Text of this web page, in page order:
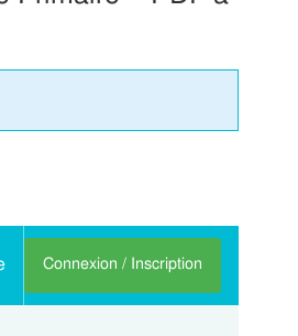
Connexion / Inscription